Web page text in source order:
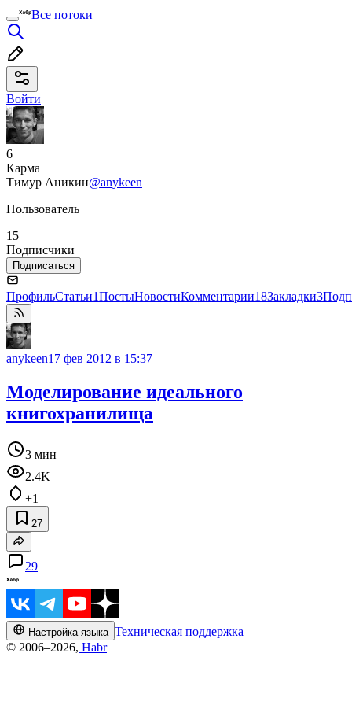
Все потоки
Войти
6
Карма
Тимур Аникин@anykeen
Пользователь
15
Подписчики
Подписаться
ПрофильСтатьи1ПостыНовостиКомментарии18Закладки3
anykeen17 фев 2012 в 15:37
Моделирование идеального
книгохранилища
3 мин
2.4K
+1
27
29
Настройка языка Техническая поддержка
© 2006–2026, Habr